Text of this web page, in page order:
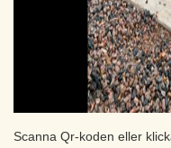
Scanna Qr-koden eller